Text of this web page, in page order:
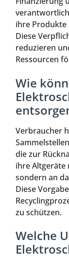
ihre
Diese
reduzieren
Ressourcen
Wie
Verbraucher
die zur
ihre Altgeräte
sondern an
Diese
zu schützen.
Welche